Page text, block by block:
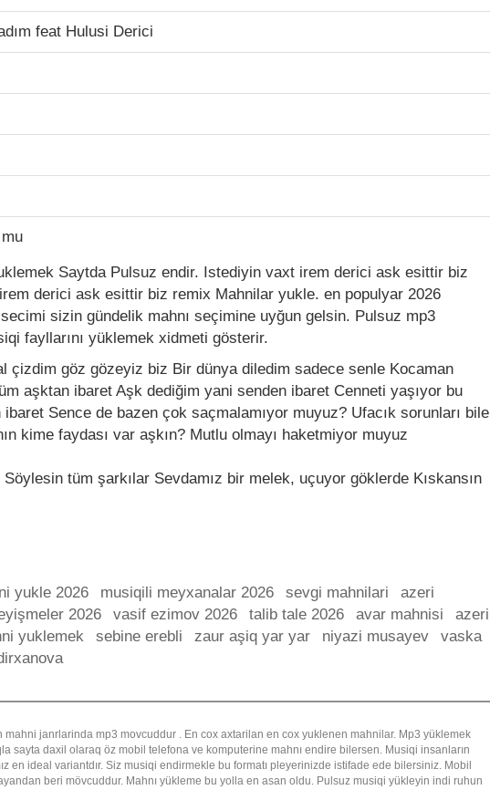
feat Hulusi Derici
Saytda Pulsuz endir. Istediyin vaxt irem derici ask esittir biz
derici ask esittir biz remix Mahnilar yukle. en populyar 2026
sizin gündelik mahnı seçimine uyğun gelsin. Pulsuz mp3
fayllarını yüklemek xidmeti gösterir.
çizdim göz gözeyiz biz Bir dünya diledim sadece senle Kocaman
aşktan ibaret Aşk dediğim yani senden ibaret Cenneti yaşıyor bu
Sence de bazen çok saçmalamıyor muyuz? Ufacık sorunları bile
kime faydası var aşkın? Mutlu olmayı haketmiyor muyuz
tüm şarkılar Sevdamız bir melek, uçuyor göklerde Kıskansın
yukle 2026 musiqili meyxanalar 2026 sevgi mahnilari
azeri
2026 vasif ezimov 2026 talib tale 2026 avar mahnisi
azeri
yuklemek sebine erebli zaur aşiq yar yar niyazi musayev
vaska
janrlarinda mp3 movcuddur . En cox axtarilan en cox yuklenen mahnilar. Mp3 yüklemek
sayta daxil olaraq öz mobil telefona ve komputerine mahnı endire bilersen. Musiqi insanların
en ideal variantdır. Siz musiqi endirmekle bu formatı pleyerinizde istifade ede bilersiniz. Mobil
beri mövcuddur. Mahnı yükleme bu yolla en asan oldu. Pulsuz musiqi yükleyin indi ruhun